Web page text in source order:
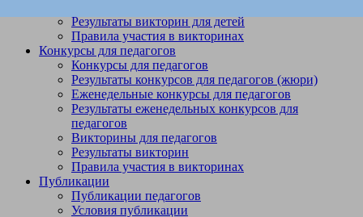
Результаты викторин для детей
Правила участия в викторинах
Конкурсы для педагогов
Конкурсы для педагогов
Результаты конкурсов для педагогов (жюри)
Еженедельные конкурсы для педагогов
Результаты еженедельных конкурсов для
педагогов
Викторины для педагогов
Результаты викторин
Правила участия в викторинах
Публикации
Публикации педагогов
Условия публикации